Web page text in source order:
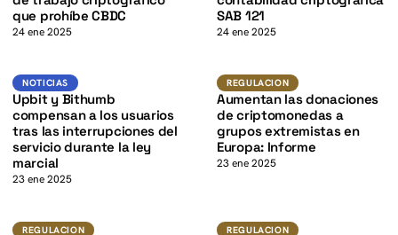
que prohíbe CBDC
24 ene 2025
SAB 121
24 ene 2025
Noticias
K
NOTICIAS
Upbit y Bithumb
compensan a los usuarios
tras las interrupciones del
servicio durante la ley
marcial
23 ene 2025
Regulacion
REGULACION
Aumentan las donaciones
de criptomonedas a
grupos extremistas en
Europa: Informe
23 ene 2025
Regulacion
REGULACION Regulacion
REGULACION